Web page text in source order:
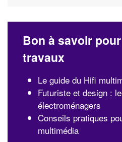
Bon à savoir
travaux
Le guide du Hifi
Futuriste et design :
électroménagers
Conseils pratiques
multimédia